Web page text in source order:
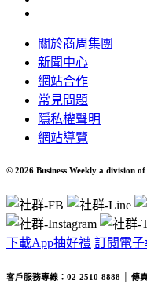
關於商周集團
新聞中心
網站合作
常見問題
隱私權聲明
網站導覽
© 2026 Business Weekly a division
下載App抽好禮 訂閱電子
客戶服務專線：02-2510-8888 │ 傳